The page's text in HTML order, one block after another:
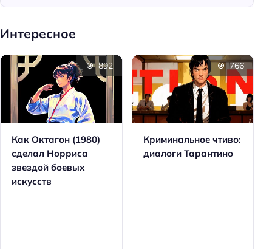
Интересное
Как Октагон (1980)
сделал Норриса
звездой боевых
искусств
892
Криминальное чтиво:
диалоги Тарантино
766